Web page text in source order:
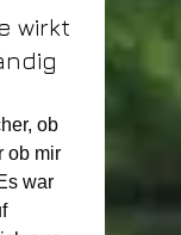
wirkt
ob
ob mir
war